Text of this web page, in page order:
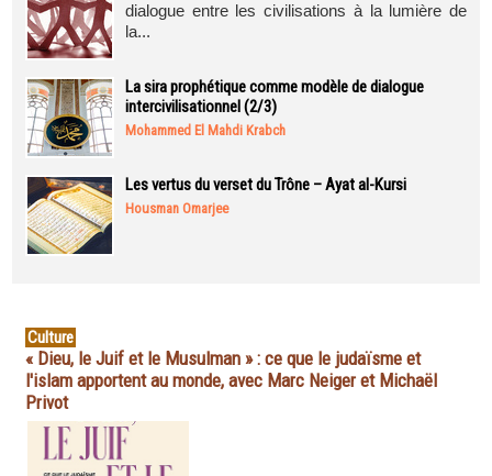
dialogue entre les civilisations à la lumière de
la...
La sira prophétique comme modèle de dialogue
intercivilisationnel (2/3)
Mohammed El Mahdi Krabch
Les vertus du verset du Trône – Ayat al-Kursi
Housman Omarjee
Culture
« Dieu, le Juif et le Musulman » : ce que le judaïsme et
l'islam apportent au monde, avec Marc Neiger et Michaël
Privot